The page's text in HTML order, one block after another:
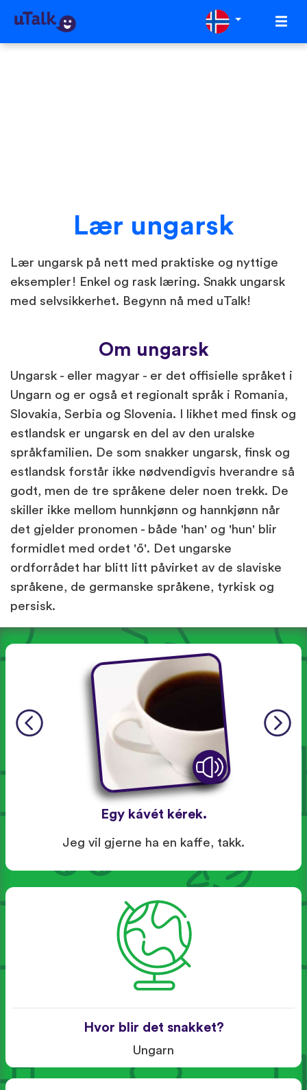
Lær ungarsk
Lær ungarsk på nett med praktiske og nyttige
eksempler! Enkel og rask læring. Snakk ungarsk
med selvsikkerhet. Begynn nå med uTalk!
Om ungarsk
Ungarsk - eller magyar - er det offisielle språket i
Ungarn og er også et regionalt språk i Romania,
Slovakia, Serbia og Slovenia. I likhet med finsk og
estlandsk er ungarsk en del av den uralske
språkfamilien. De som snakker ungarsk, finsk og
estlandsk forstår ikke nødvendigvis hverandre så
godt, men de tre språkene deler noen trekk. De
skiller ikke mellom hunnkjønn og hannkjønn når
det gjelder pronomen - både 'han' og 'hun' blir
formidlet med ordet 'ő'. Det ungarske
ordforrådet har blitt litt påvirket av de slaviske
språkene, de germanske språkene, tyrkisk og
persisk.
Egy kávét kérek.
Jeg vil gjerne ha en kaffe, takk.
Hvor blir det snakket?
Ungarn